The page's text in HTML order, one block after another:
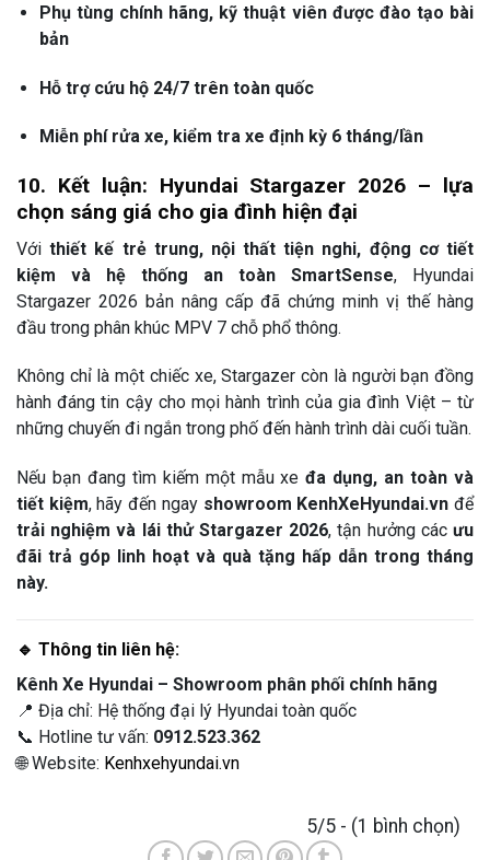
Phụ tùng chính hãng, kỹ thuật viên được đào tạo bài
bản
Hỗ trợ cứu hộ 24/7 trên toàn quốc
Miễn phí rửa xe, kiểm tra xe định kỳ 6 tháng/lần
10. Kết luận: Hyundai Stargazer 2026 – lựa
chọn sáng giá cho gia đình hiện đại
Vớithiết kế trẻ trung, nội thất tiện nghi, động cơ tiết
kiệm và hệ thống an toàn SmartSense, Hyundai
Stargazer 2026 bản nâng cấp đã chứng minh vị thế hàng
đầu trong phân khúc MPV 7 chỗ phổ thông.
Không chỉ là một chiếc xe, Stargazer còn là người bạn đồng
hành đáng tin cậy cho mọi hành trình của gia đình Việt – từ
những chuyến đi ngắn trong phố đến hành trình dài cuối tuần.
Nếu bạn đang tìm kiếm một mẫu xeđa dụng, an toàn và
tiết kiệm, hãy đến ngay showroom KenhXeHyundai.vn để
trải nghiệm và lái thử Stargazer 2026, tận hưởng cácưu
đãi trả góp linh hoạt và quà tặng hấp dẫn trong tháng
này.
🔹 Thông tin liên hệ:
Kênh Xe Hyundai – Showroom phân phối chính hãng
📍 Địa chỉ: Hệ thống đại lý Hyundai toàn quốc
📞 Hotline tư vấn: 0912.523.362
🌐 Website: Kenhxehyundai.vn
5/5 - (1 bình chọn)